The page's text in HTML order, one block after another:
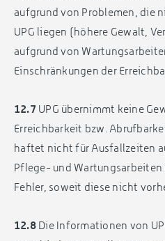
aufgrund von Problemen, die
UPG liegen (höhere Gewalt,
aufgrund von
Einschränkungen der
12.7UPG übernimmt keine
Erreichbarkeit bzw.
haftet nicht für Ausfallzeiten
Pflege- und
Fehler, soweit diese nicht
12.8Die Informationen von